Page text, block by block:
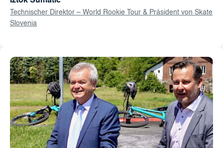
Technischer Direktor – World Rookie Tour & Präsident von Skate
Slovenia